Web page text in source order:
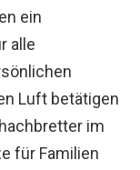
ein
alle
Luft betätigen
im
für Familien